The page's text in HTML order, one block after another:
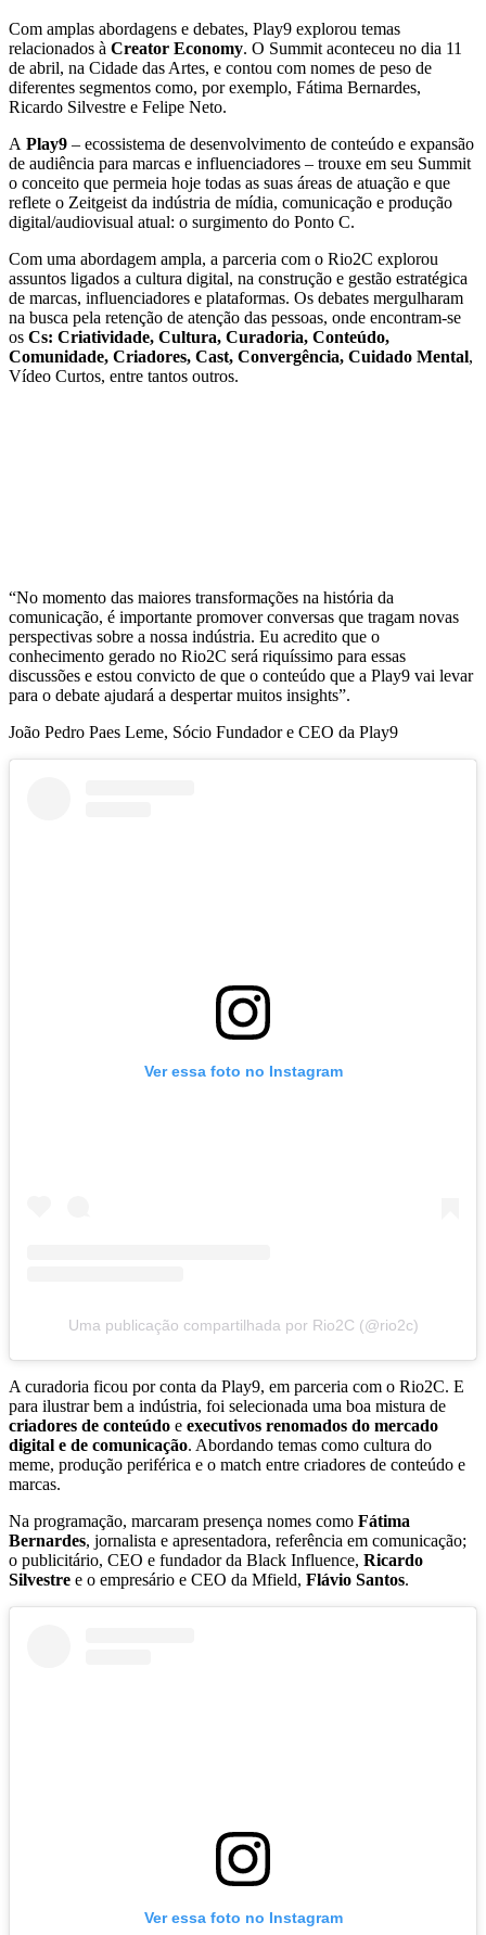
Com amplas abordagens e debates, Play9 explorou temas
relacionados à Creator Economy. O Summit aconteceu no dia 11
de abril, na Cidade das Artes, e contou com nomes de peso de
diferentes segmentos como, por exemplo, Fátima Bernardes,
Ricardo Silvestre e Felipe Neto.
A Play9 – ecossistema de desenvolvimento de conteúdo e expansão
de audiência para marcas e influenciadores – trouxe em seu Summit
o conceito que permeia hoje todas as suas áreas de atuação e que
reflete o Zeitgeist da indústria de mídia, comunicação e produção
digital/audiovisual atual: o surgimento do Ponto C.
Com uma abordagem ampla, a parceria com o Rio2C explorou
assuntos ligados a cultura digital, na construção e gestão estratégica
de marcas, influenciadores e plataformas. Os debates mergulharam
na busca pela retenção de atenção das pessoas, onde encontram-se
os Cs: Criatividade, Cultura, Curadoria, Conteúdo,
Comunidade, Criadores, Cast, Convergência, Cuidado Mental,
Vídeo Curtos, entre tantos outros.
“No momento das maiores transformações na história da
comunicação, é importante promover conversas que tragam novas
perspectivas sobre a nossa indústria. Eu acredito que o
conhecimento gerado no Rio2C será riquíssimo para essas
discussões e estou convicto de que o conteúdo que a Play9 vai levar
para o debate ajudará a despertar muitos insights”.
João Pedro Paes Leme, Sócio Fundador e CEO da Play9
Ver essa foto no Instagram
Uma publicação compartilhada por Rio2C (@rio2c)
A curadoria ficou por conta da Play9, em parceria com o Rio2C. E
para ilustrar bem a indústria, foi selecionada uma boa mistura de
criadores de conteúdo e executivos renomados do mercado
digital e de comunicação. Abordando temas como cultura do
meme, produção periférica e o match entre criadores de conteúdo e
marcas.
Na programação, marcaram presença nomes como Fátima
Bernardes, jornalista e apresentadora, referência em comunicação;
o publicitário, CEO e fundador da Black Influence, Ricardo
Silvestre e o empresário e CEO da Mfield, Flávio Santos.
Ver essa foto no Instagram